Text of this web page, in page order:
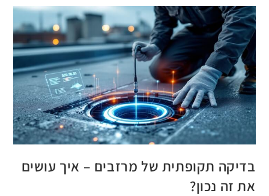
בדיקה תקופתית של מרזבים – איך עושים
את זה נכון?